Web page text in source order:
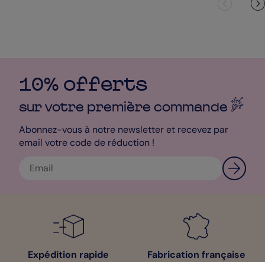
10% offerts
sur votre première commande
Abonnez-vous à notre newsletter et recevez par
email votre code de réduction !
Expédition rapide Fabrication française